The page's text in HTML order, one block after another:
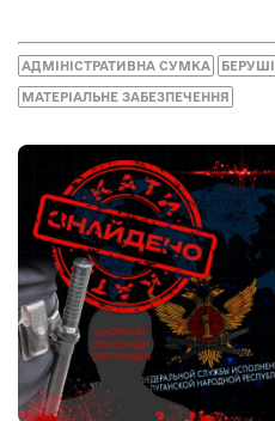
АДМІНІСТРАТИВНА СУМКА БЕРУШІ
МАТЕРІАЛЬНЕ ЗАБЕЗПЕЧЕННЯ